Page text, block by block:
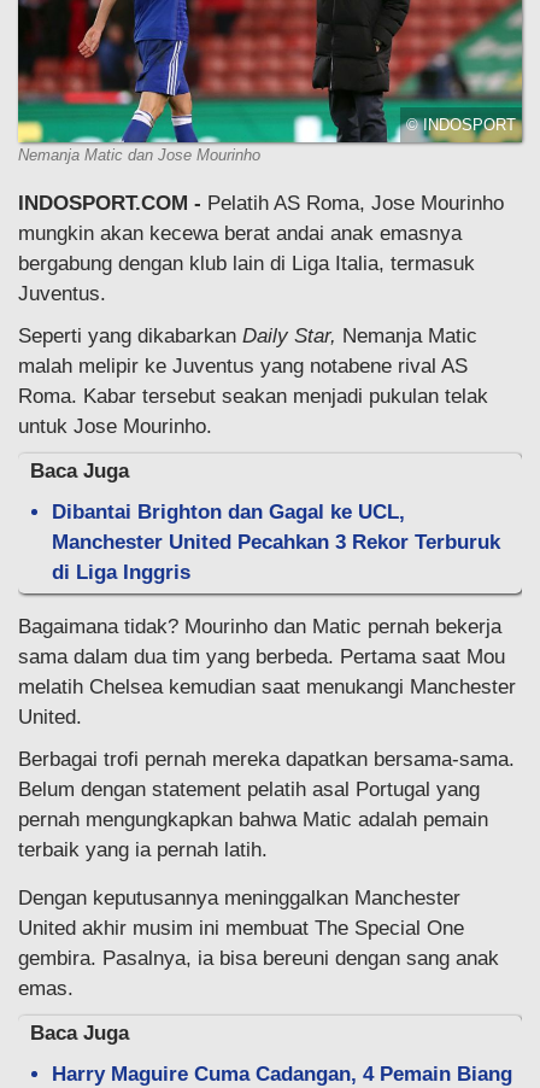
© INDOSPORT
Nemanja Matic dan Jose Mourinho
INDOSPORT.COM - Pelatih AS Roma, Jose Mourinho
mungkin akan kecewa berat andai anak emasnya
bergabung dengan klub lain di Liga Italia, termasuk
Juventus.
Seperti yang dikabarkan Daily Star, Nemanja Matic
malah melipir ke Juventus yang notabene rival AS
Roma. Kabar tersebut seakan menjadi pukulan telak
untuk Jose Mourinho.
Baca Juga
Dibantai Brighton dan Gagal ke UCL,
Manchester United Pecahkan 3 Rekor Terburuk
di Liga Inggris
Bagaimana tidak? Mourinho dan Matic pernah bekerja
sama dalam dua tim yang berbeda. Pertama saat Mou
melatih Chelsea kemudian saat menukangi Manchester
United.
Berbagai trofi pernah mereka dapatkan bersama-sama.
Belum dengan statement pelatih asal Portugal yang
pernah mengungkapkan bahwa Matic adalah pemain
terbaik yang ia pernah latih.
Dengan keputusannya meninggalkan Manchester
United akhir musim ini membuat The Special One
gembira. Pasalnya, ia bisa bereuni dengan sang anak
emas.
Baca Juga
Harry Maguire Cuma Cadangan, 4 Pemain Biang